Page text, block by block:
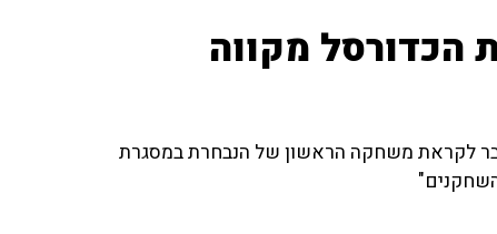
הכדורסל מקווה
לקראת משחקה הראשון של הנבחרת במסגרת